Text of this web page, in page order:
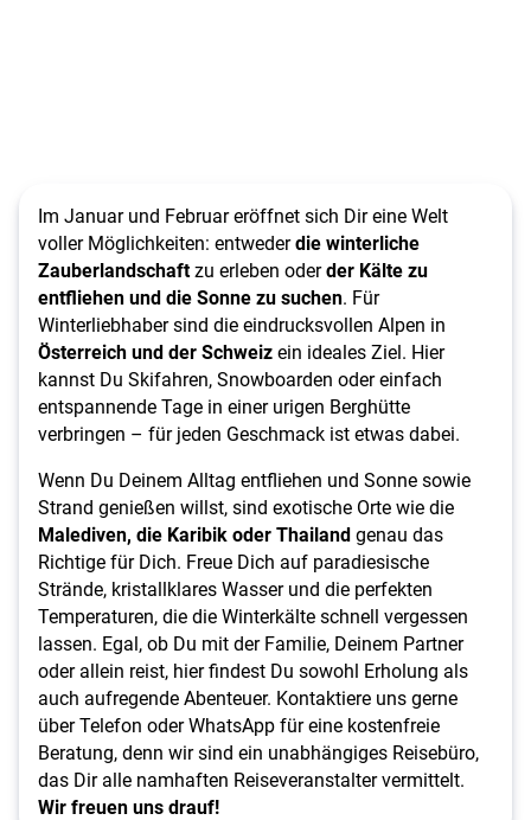
Im Januar und Februar eröffnet sich Dir eine Welt
voller Möglichkeiten: entwederdie winterliche
Zauberlandschaftzu erleben oderder Kälte zu
entfliehen und die Sonne zu suchen. Für
Winterliebhaber sind die eindrucksvollen Alpen in
Österreich und der Schweizein ideales Ziel. Hier
kannst Du Skifahren, Snowboarden oder einfach
entspannende Tage in einer urigen Berghütte
verbringen – für jeden Geschmack ist etwas dabei.
Wenn Du Deinem Alltag entfliehen und Sonne sowie
Strand genießen willst, sind exotische Orte wie die
Malediven, die Karibik oder Thailandgenau das
Richtige für Dich. Freue Dich auf paradiesische
Strände, kristallklares Wasser und die perfekten
Temperaturen, die die Winterkälte schnell vergessen
lassen. Egal, ob Du mit der Familie, Deinem Partner
oder allein reist, hier findest Du sowohl Erholung als
auch aufregende Abenteuer. Kontaktiere uns gerne
über Telefon oder WhatsApp für eine kostenfreie
Beratung, denn wir sind ein unabhängiges Reisebüro,
das Dir alle namhaften Reiseveranstalter vermittelt.
Wir freuen uns drauf!